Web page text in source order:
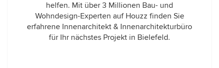
helfen. Mit über 3 Millionen Bau- und
Wohndesign-Experten auf Houzz finden Sie
erfahrene Innenarchitekt & Innenarchitekturbüro
für Ihr nächstes Projekt in Bielefeld.